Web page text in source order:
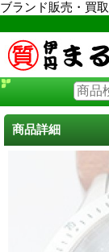
ブランド販売・買
商品詳細